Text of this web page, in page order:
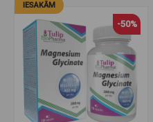
IESAKĀM
-50%